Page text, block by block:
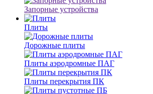
Запорные устройства
Плиты
Дорожные плиты
Плиты аэродромные ПАГ
Плиты перекрытия ПК